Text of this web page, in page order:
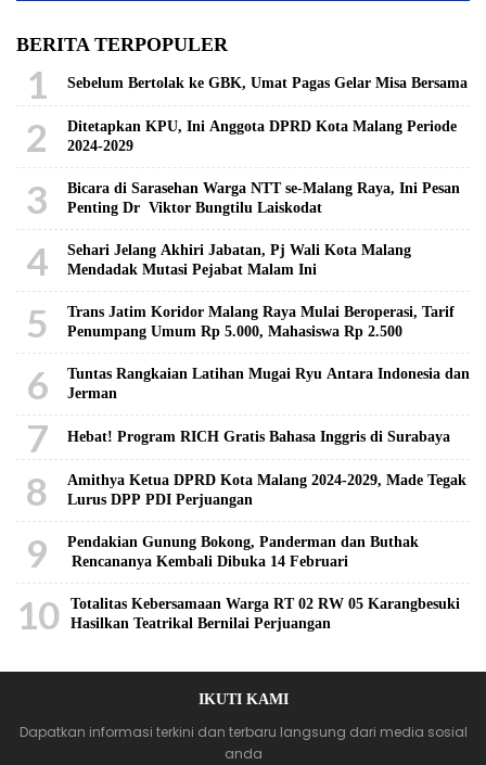
BERITA TERPOPULER
1 Sebelum Bertolak ke GBK, Umat Pagas Gelar Misa Bersama
2
Ditetapkan KPU, Ini Anggota DPRD Kota Malang Periode
2024-2029
3
Bicara di Sarasehan Warga NTT se-Malang Raya, Ini Pesan
Penting Dr Viktor Bungtilu Laiskodat
4
Sehari Jelang Akhiri Jabatan, Pj Wali Kota Malang
Mendadak Mutasi Pejabat Malam Ini
5
Trans Jatim Koridor Malang Raya Mulai Beroperasi, Tarif
Penumpang Umum Rp 5.000, Mahasiswa Rp 2.500
6
Tuntas Rangkaian Latihan Mugai Ryu Antara Indonesia dan
Jerman
7 Hebat! Program RICH Gratis Bahasa Inggris di Surabaya
8
Amithya Ketua DPRD Kota Malang 2024-2029, Made Tegak
Lurus DPP PDI Perjuangan
9
Pendakian Gunung Bokong, Panderman dan Buthak
Rencananya Kembali Dibuka 14 Februari
10
Totalitas Kebersamaan Warga RT 02 RW 05 Karangbesuki
Hasilkan Teatrikal Bernilai Perjuangan
IKUTI KAMI
Dapatkan informasi terkini dan terbaru langsung dari media sosial
anda